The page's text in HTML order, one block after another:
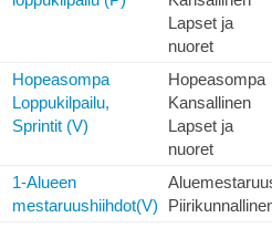
Lapset ja
nuoret
Hopeasompa
Loppukilpailu,
Sprintit (V)
Hopeasompa
Kansallinen
Lapset ja
nuoret
1-Alueen
mestaruushiihdot(V)